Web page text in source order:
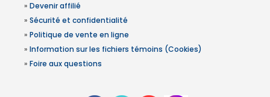
» Devenir affilié
» Sécurité et confidentialité
» Politique de vente en ligne
» Information sur les fichiers témoins (Cookies)
» Foire aux questions